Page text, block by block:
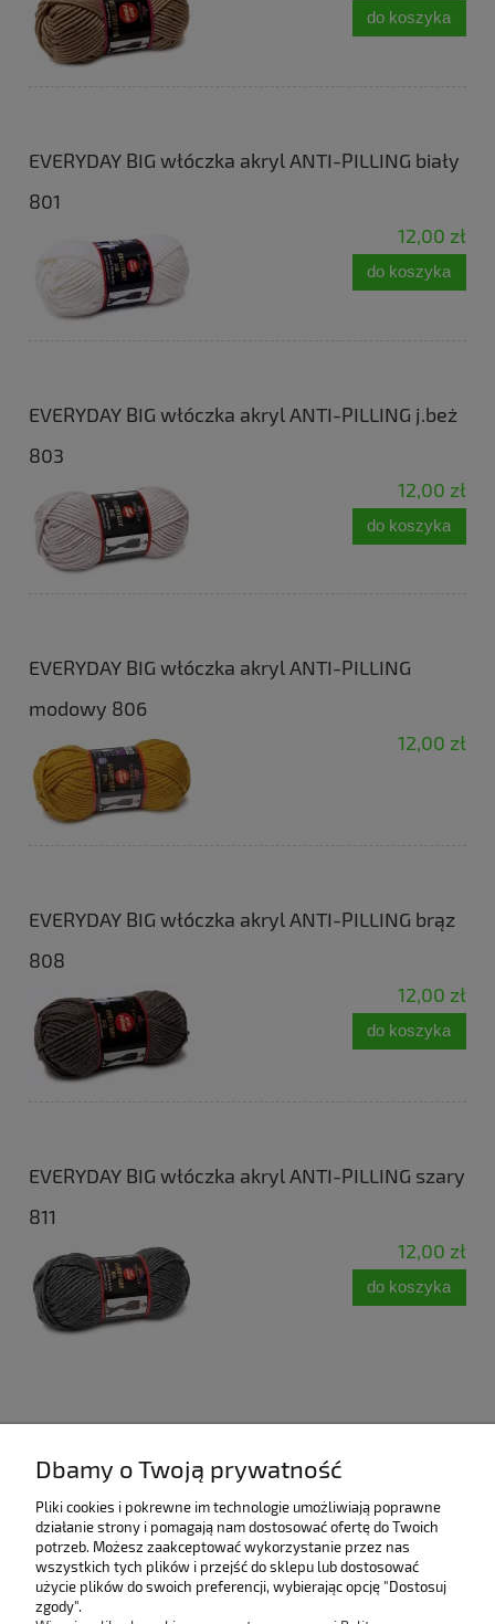
do koszyka
EVERYDAY BIG włóczka akryl ANTI-PILLING biały
801
12,00 zł
do koszyka
EVERYDAY BIG włóczka akryl ANTI-PILLING j.beż
803
12,00 zł
do koszyka
EVERYDAY BIG włóczka akryl ANTI-PILLING
modowy 806
12,00 zł
EVERYDAY BIG włóczka akryl ANTI-PILLING brąz
808
12,00 zł
do koszyka
EVERYDAY BIG włóczka akryl ANTI-PILLING szary
811
12,00 zł
do koszyka
Pomoc
Bestsellery
Dbamy o Twoją prywatność
Pliki cookies i pokrewne im technologie umożliwiają poprawne
działanie strony i pomagają nam dostosować ofertę do Twoich
potrzeb. Możesz zaakceptować wykorzystanie przez nas
wszystkich tych plików i przejść do sklepu lub dostosować
użycie plików do swoich preferencji, wybierając opcję "Dostosuj
zgody".